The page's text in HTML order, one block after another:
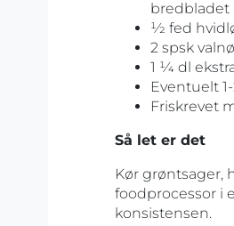
bredbladet
1⁄2 fed
2 spsk
1 1⁄4 dl
Eventuelt
Friskrevet
Så let er det
Kør grøntsager,
foodprocessor i
konsistensen.